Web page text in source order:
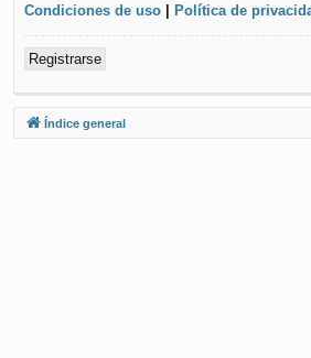
Condiciones de uso | Política de
Registrarse
Índice general